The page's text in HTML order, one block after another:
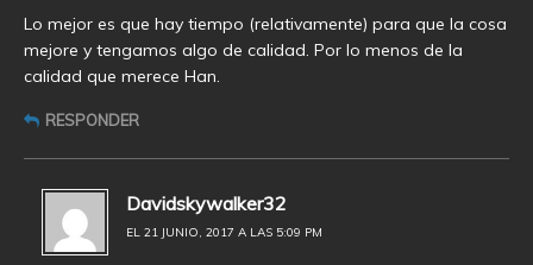
Lo mejor es que hay tiempo (relativamente) para que la cosa
mejore y tengamos algo de calidad. Por lo menos de la
calidad que merece Han.
RESPONDER
Davidskywalker32
EL 21 JUNIO, 2017 A LAS 5:09 PM